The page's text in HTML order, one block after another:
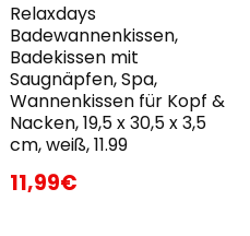
Relaxdays
Badewannenkissen,
Badekissen mit
Saugnäpfen, Spa,
Wannenkissen für Kopf &
Nacken, 19,5 x 30,5 x 3,5
cm, weiß, 11.99
11,99€